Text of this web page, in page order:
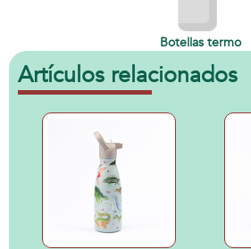
Botellas termo
Artículos relacionados